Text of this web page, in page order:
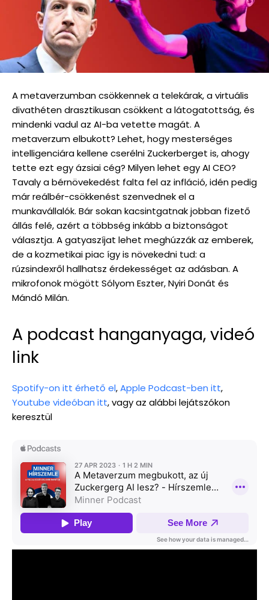
A metaverzumban csökkennek a telekárak, a virtuális
divathéten drasztikusan csökkent a látogatottság, és
mindenki vadul az AI-ba vetette magát. A
metaverzum elbukott? Lehet, hogy mesterséges
intelligenciára kellene cserélni Zuckerberget is, ahogy
tette ezt egy ázsiai cég? Milyen lehet egy AI CEO?
Tavaly a bérnövekedést falta fel az infláció, idén pedig
már reálbér-csökkenést szenvednek el a
munkavállalók. Bár sokan kacsintgatnak jobban fizető
állás felé, azért a többség inkább a biztonságot
választja. A gatyaszíjat lehet meghúzzák az emberek,
de a kozmetikai piac így is növekedni tud: a
rúzsindexről hallhatsz érdekességet az adásban. A
mikrofonok mögött Sólyom Eszter, Nyiri Donát és
Mándó Milán.
A podcast hanganyaga, videó
link
Spotify-on itt érhető el,Apple Podcast-ben itt,
Youtube videóban itt, vagy az alábbi lejátszókon
keresztül